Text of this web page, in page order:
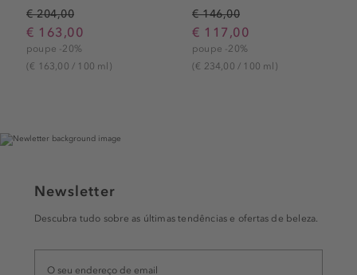
€ 204,00
€ 163,00
poupe -20%
(€ 163,00 / 100 ml)
€ 146,00
€ 117,00
poupe -20%
(€ 234,00 / 100 ml)
Newsletter
Descubra tudo sobre as últimas tendências e ofertas de beleza.